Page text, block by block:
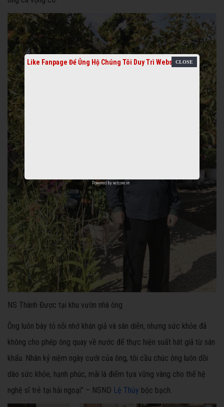
NS Thành Được tại khu vườn nhà ông
Ông luôn bày tỏ nỗi nhớ khán giả và sàn diễn, nhưng sức khỏe đã
không cho phép ông quay về nước để thực hiện suất hát giã từ sân
khấu. Nhân kỷ niệm ngày cưới của ông, tôi cầu chúc ông luôn dồi
dào sức khỏe, hạnh phúc, mãi là điểm tựa vững vàng cho thế hệ
nghệ sĩ trẻ tại hải ngoại" – NSND Lệ Thủy bộc bạch.
Like Fanpage Để Ủng Hộ Chúng Tôi Duy Trì Website
Powered by netcore.vn